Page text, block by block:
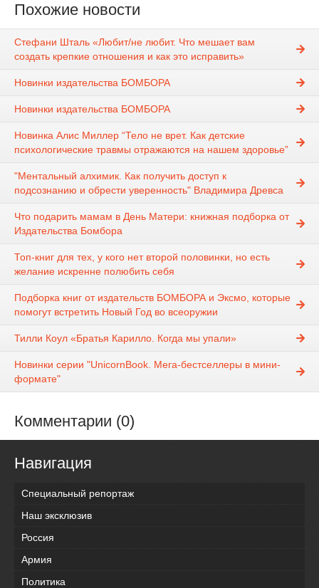
Похожие новости
Стефани Шталь «Любит/не любит. Что мешает вам
создать крепкие отношения и как это исправить»
Новинки издательства БОМБОРА
Новинки издательства БОМБОРА
Новинка Алис Миллер “Тело не врет. Как детские
психологические травмы отражаются на нашем здоровье”
"Ментальный алхимик. Как получить доступ к
подсознанию и обрести уверенность" Владимира Древса
Что подарить мамам в День Матери: книжная подборка от
Издательства Бомбора
Топ-книг для тех, у кого нет второй половинки, но есть
желание искренне полюбить себя
Подборка книг от издательств БОМБОРА и Эксмо, которые
помогут встретить Новый Год во всеоружии
Тилли Коул «Братья Карилло. Когда мы упали»
Новинки серии "UnicornBook. Мега-бестселлеры в мини-
формате"
Комментарии (0)
Навигация
Специальный репортаж
Наш эксклюзив
Россия
Армия
Политика